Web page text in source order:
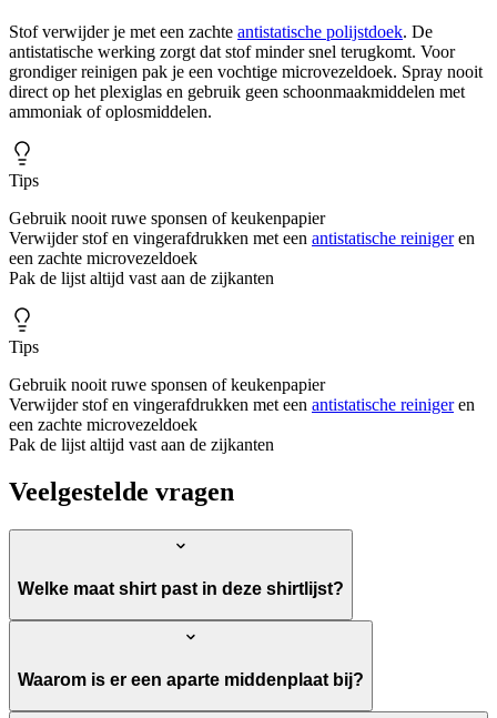
Stof verwijder je met een zachte antistatische polijstdoek. De
antistatische werking zorgt dat stof minder snel terugkomt. Voor
grondiger reinigen pak je een vochtige microvezeldoek. Spray nooit
direct op het plexiglas en gebruik geen schoonmaakmiddelen met
ammoniak of oplosmiddelen.
Tips
Gebruik nooit ruwe sponsen of keukenpapier
Verwijder stof en vingerafdrukken met een antistatische reinigeren
een zachte microvezeldoek
Pak de lijst altijd vast aan de zijkanten
Tips
Gebruik nooit ruwe sponsen of keukenpapier
Verwijder stof en vingerafdrukken met een antistatische reinigeren
een zachte microvezeldoek
Pak de lijst altijd vast aan de zijkanten
Veelgestelde vragen
Welke maat shirt past in deze shirtlijst?
Waarom is er een aparte middenplaat bij?